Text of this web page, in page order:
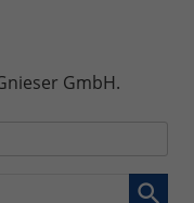
GmbH.